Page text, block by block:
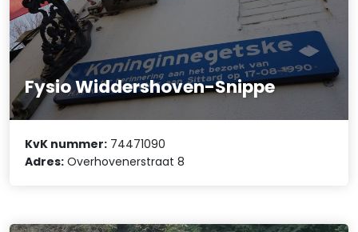
Fysio Widdershoven-Snippe
KvK nummer: 74471090
Adres: Overhovenerstraat 8